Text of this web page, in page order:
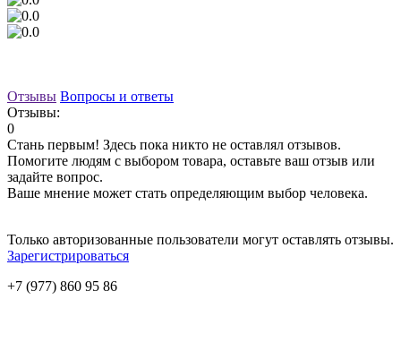
Отзывы Вопросы и ответы
Отзывы:
0
Стань первым! Здесь пока никто не оставлял отзывов.
Помогите людям с выбором товара, оставьте ваш отзыв или
задайте вопрос.
Ваше мнение может стать определяющим выбор человека.
Только авторизованные пользователи могут оставлять отзывы.
Зарегистрироваться
+7 (977) 860 95 86